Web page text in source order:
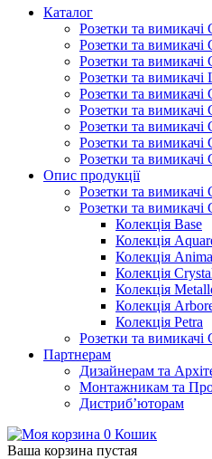
Каталог
Розетки та вимикачі
Розетки та вимикачі
Розетки та вимикачі
Розетки та вимикачі
Розетки та вимикачі
Розетки та вимикачі
Розетки та вимикачі
Розетки та вимикачі
Розетки та вимикачі
Опис продукції
Розетки та вимикачі
Розетки та вимикачі
Колекція Base
Колекція
Колекція
Колекція
Колекція
Колекція
Колекція Petra
Розетки та вимикачі
Партнерам
Дизайнерам та
Монтажникам та
Дистриб’юторам
0 Кошик
Ваша корзина пустая